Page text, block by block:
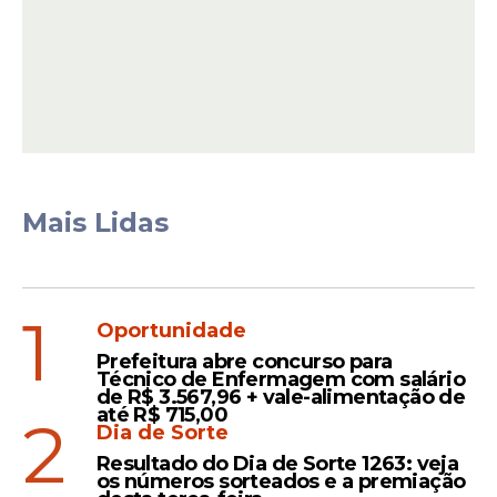
Balanço
Dengue em Pernambuco
tem mais de mil casos
confirmados e redução de
74,2%, diz SES-PE
Mais Lidas
1
Oportunidade
Prefeitura abre concurso para
Técnico de Enfermagem com salário
de R$ 3.567,96 + vale-alimentação de
até R$ 715,00
2
Dia de Sorte
Resultado do Dia de Sorte 1263: veja
os números sorteados e a premiação